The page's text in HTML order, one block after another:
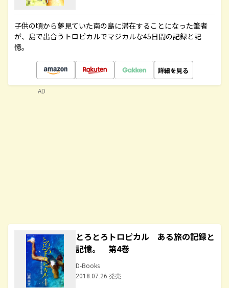
子供の頃から夢見ていた南の島に滞在することになった筆者
が、島で出合うトロピカルでマジカルな45日間の記録と記
憶。
詳細を見る
とろとろトロピカル ある旅の記録と
記憶。 第4巻
D-Books
2018.07.26 発売
AD